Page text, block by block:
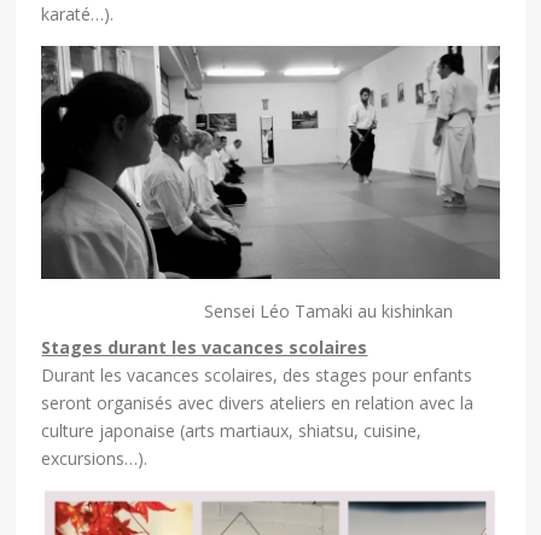
karaté…).
Sensei Léo Tamaki au kishinkan
Stages durant les vacances scolaires
Durant les vacances scolaires, des stages pour enfants
seront organisés avec divers ateliers en relation avec la
culture japonaise (arts martiaux, shiatsu, cuisine,
excursions…).